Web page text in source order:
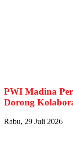
PWI Madina
Dorong
Rabu, 29 Juli 2026